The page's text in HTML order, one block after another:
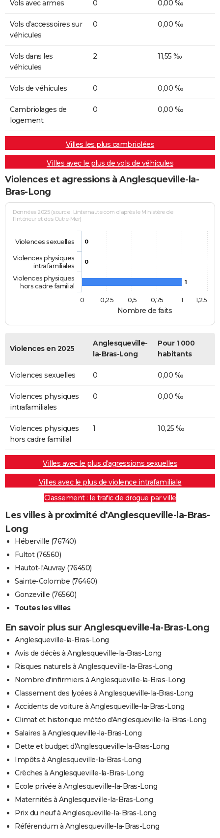
Vols avec armes 0 0,00 ‰
Vols d'accessoires sur
véhicules
0 0,00 ‰
Vols dans les
véhicules
2 11,55 ‰
Vols de véhicules 0 0,00 ‰
Cambriolages de
logement
0 0,00 ‰
Villes les plus cambriolées
Villes avec le plus de vols de véhicules
Violences et agressions à Anglesqueville-la-
Bras-Long
Nombre de faits
Données 2025 (source : Linternaute.com d'après le Ministère de
l'Intérieur et des Outre-Mer)
0
0
1
Violences sexuelles
Violences physiques
intrafamiliales
Violences physiques
hors cadre familial
0
1
0,25 0,5 0,75 1,25
Violences en 2025
Anglesqueville-
la-Bras-Long
Pour 1 000
habitants
Violences sexuelles 0 0,00 ‰
Violences physiques
intrafamiliales
0 0,00 ‰
Violences physiques
hors cadre familial
1 10,25 ‰
Villes avec le plus d'agressions sexuelles
Villes avec le plus de violence intrafamiliale
Classement : le trafic de drogue par ville
Les villes à proximité d'Anglesqueville-la-Bras-
Long
Héberville (76740)
Fultot (76560)
Hautot-l'Auvray (76450)
Sainte-Colombe (76460)
Gonzeville (76560)
Toutes les villes
En savoir plus sur Anglesqueville-la-Bras-Long
Anglesqueville-la-Bras-Long
Avis de décès à Anglesqueville-la-Bras-Long
Risques naturels à Anglesqueville-la-Bras-Long
Nombre d'infirmiers à Anglesqueville-la-Bras-Long
Classement des lycées à Anglesqueville-la-Bras-Long
Accidents de voiture à Anglesqueville-la-Bras-Long
Climat et historique météo d'Anglesqueville-la-Bras-Long
Salaires à Anglesqueville-la-Bras-Long
Dette et budget d'Anglesqueville-la-Bras-Long
Impôts à Anglesqueville-la-Bras-Long
Crèches à Anglesqueville-la-Bras-Long
Ecole privée à Anglesqueville-la-Bras-Long
Maternités à Anglesqueville-la-Bras-Long
Prix du neuf à Anglesqueville-la-Bras-Long
Référendum à Anglesqueville-la-Bras-Long